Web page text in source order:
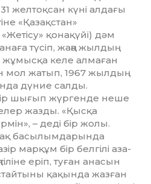
желтоқсан күні алдағы
«Қазақстан»
қо­нақүйі) дәм
түсіп, жаңа жылдың
жұмысқа келе алмаған
мол жатып, 1967 жылдың
дүние салды.
бір шығып жүр­генде неше
жаз­ды. «Қысқа
– деді бір жолы.
басылымдарында
марқұм бір белгілі аза­
еріп, ту­ған анасын
қақында жазған